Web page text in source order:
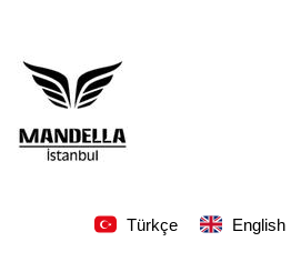
Türkçe English